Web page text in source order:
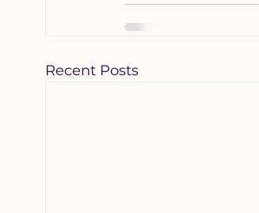
Recent Posts